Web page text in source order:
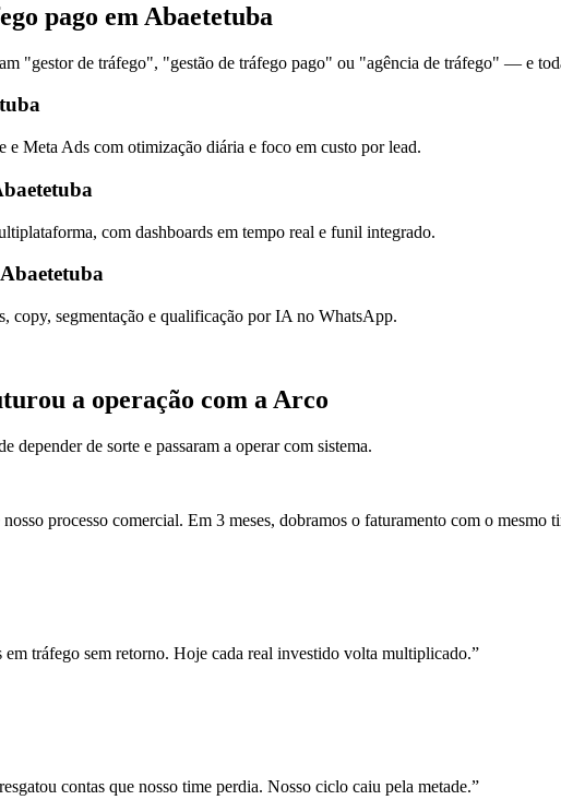
pago em Abaetetuba
"gestor de tráfego", "gestão de tráfego pago" ou "agência de tráfego" — e
Meta Ads com otimização diária e foco em custo por lead.
com dashboards em tempo real e funil integrado.
copy, segmentação e qualificação por IA no WhatsApp.
a operação com a Arco
depender de sorte e passaram a operar com sistema.
processo comercial. Em 3 meses, dobramos o faturamento com o mesmo
em tráfego sem retorno. Hoje cada real investido volta multiplicado.”
contas que nosso time perdia. Nosso ciclo caiu pela metade.”